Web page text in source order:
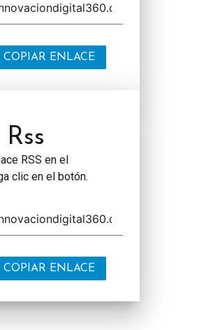
COPIAR ENLACE
RSS en el
clic en el botón.
COPIAR ENLACE